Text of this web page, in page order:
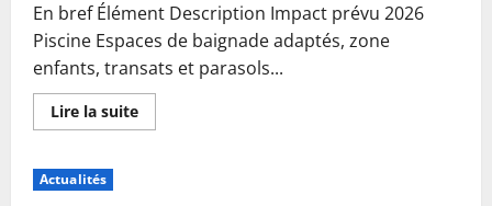
En bref Élément Description Impact prévu 2026
Piscine Espaces de baignade adaptés, zone
enfants, transats et parasols...
Lire la suiteEn
savoir
Actualités